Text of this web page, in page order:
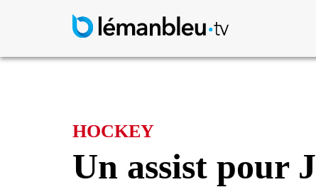
HOCKEY
Un assist pour